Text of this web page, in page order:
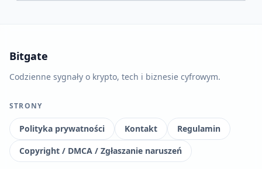
Bitgate
Codzienne sygnały o krypto, tech i biznesie cyfrowym.
STRONY
Polityka prywatności Kontakt
Regulamin
Copyright / DMCA / Zgłaszanie naruszeń